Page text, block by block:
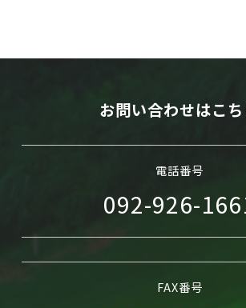
お問い合わせはこち
電話番号
092-926-
FAX番号